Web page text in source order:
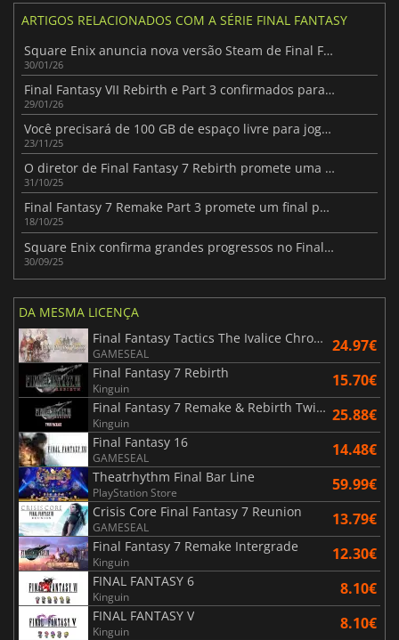
ARTIGOS RELACIONADOS COM A SÉRIE FINAL FANTASY
Square Enix anuncia nova versão Steam de Final Fantasy VII
30/01/26
Final Fantasy VII Rebirth e Part 3 confirmados para a Xbox
29/01/26
Você precisará de 100 GB de espaço livre para jogar FF7 Remake Intergrade no Switch 2
23/11/25
O diretor de Final Fantasy 7 Rebirth promete uma versão de alta qualidade para a Switch 2
31/10/25
Final Fantasy 7 Remake Part 3 promete um final perfeito para todos os fãs
18/10/25
Square Enix confirma grandes progressos no Final Fantasy 7 Remake Part 3
30/09/25
DA MESMA LICENÇA
Final Fantasy Tactics The Ivalice Chronicles
GAMESEAL 24.97€
Final Fantasy 7 Rebirth
Kinguin 15.70€
Final Fantasy 7 Remake & Rebirth Twin Pack
Kinguin 25.88€
Final Fantasy 16
GAMESEAL 14.48€
Theatrhythm Final Bar Line
PlayStation Store 59.99€
Crisis Core Final Fantasy 7 Reunion
GAMESEAL 13.79€
Final Fantasy 7 Remake Intergrade
Kinguin 12.30€
FINAL FANTASY 6
Kinguin 8.10€
FINAL FANTASY V
Kinguin 8.10€